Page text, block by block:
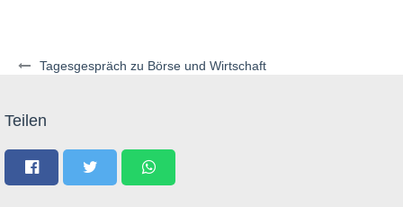
Tagesgespräch zu Börse und Wirtschaft
Teilen